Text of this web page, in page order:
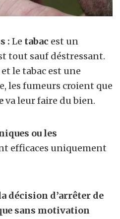
: Le tabac est un
tout sauf déstressant.
le tabac est une
les fumeurs croient que
va leur faire du bien.
ou les
efficaces uniquement
décision d’arrêter de
sans motivation